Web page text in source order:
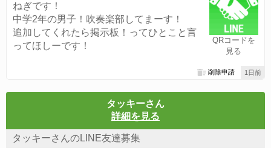
QRコードを
見る
ねぎです！
中学2年の男子！吹奏楽部してまーす！
追加してくれたら掲示板！ってひとこと言
ってほしーです！
1日前
削除申請
タッキーさん
詳細を見る
タッキーさんのLINE友達募集